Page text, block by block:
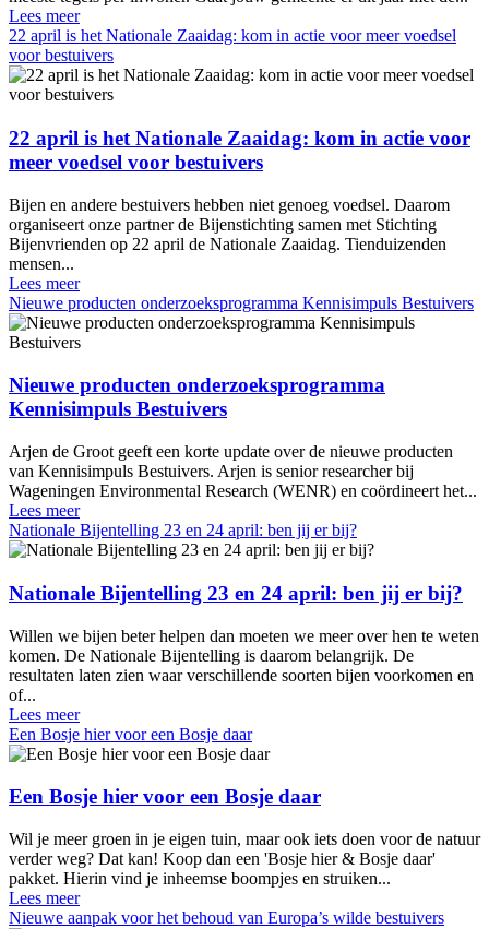
Lees meer
22 april is het Nationale Zaaidag: kom in actie voor meer voedsel
voor bestuivers
22 april is het Nationale Zaaidag: kom in actie voor
meer voedsel voor bestuivers
Bijen en andere bestuivers hebben niet genoeg voedsel. Daarom
organiseert onze partner de Bijenstichting samen met Stichting
Bijenvrienden op 22 april de Nationale Zaaidag. Tienduizenden
mensen...
Lees meer
Nieuwe producten onderzoeksprogramma Kennisimpuls Bestuivers
Nieuwe producten onderzoeksprogramma
Kennisimpuls Bestuivers
Arjen de Groot geeft een korte update over de nieuwe producten
van Kennisimpuls Bestuivers. Arjen is senior researcher bij
Wageningen Environmental Research (WENR) en coördineert het...
Lees meer
Nationale Bijentelling 23 en 24 april: ben jij er bij?
Nationale Bijentelling 23 en 24 april: ben jij er bij?
Willen we bijen beter helpen dan moeten we meer over hen te weten
komen. De Nationale Bijentelling is daarom belangrijk. De
resultaten laten zien waar verschillende soorten bijen voorkomen en
of...
Lees meer
Een Bosje hier voor een Bosje daar
Een Bosje hier voor een Bosje daar
Wil je meer groen in je eigen tuin, maar ook iets doen voor de natuur
verder weg? Dat kan! Koop dan een 'Bosje hier & Bosje daar'
pakket. Hierin vind je inheemse boompjes en struiken...
Lees meer
Nieuwe aanpak voor het behoud van Europa’s wilde bestuivers